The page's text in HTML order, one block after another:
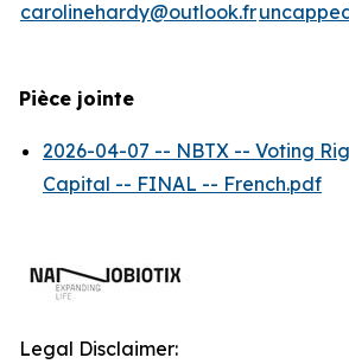
carolinehardy@outlook.fr
Pièce jointe
2026-04-07 -- NBTX -- Voting
Capital -- FINAL -- French.pdf
Legal Disclaimer: